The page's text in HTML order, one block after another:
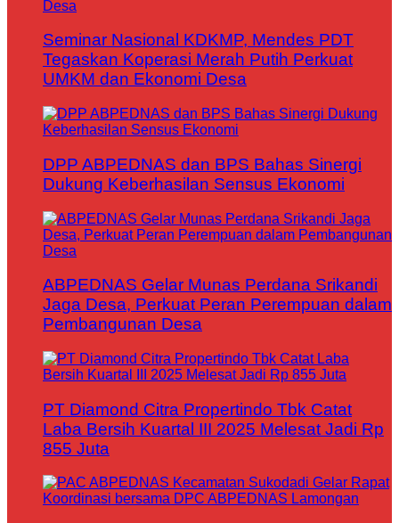
Seminar Nasional KDKMP, Mendes PDT
Tegaskan Koperasi Merah Putih Perkuat
UMKM dan Ekonomi Desa
DPP ABPEDNAS dan BPS Bahas Sinergi
Dukung Keberhasilan Sensus Ekonomi
ABPEDNAS Gelar Munas Perdana Srikandi
Jaga Desa, Perkuat Peran Perempuan dalam
Pembangunan Desa
PT Diamond Citra Propertindo Tbk Catat
Laba Bersih Kuartal III 2025 Melesat Jadi Rp
855 Juta